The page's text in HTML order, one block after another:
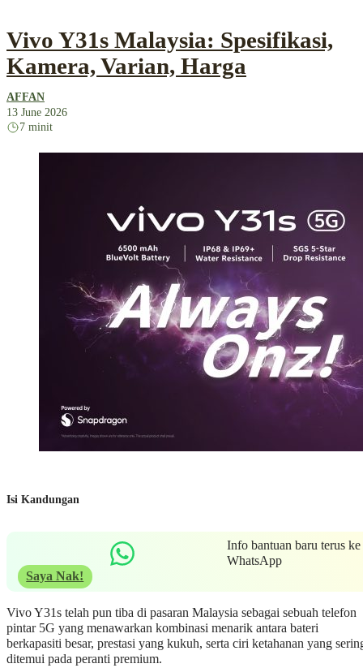
Vivo Y31s Malaysia: Spesifikasi,
Kamera, Varian, Harga
AFFAN
13 June 2026
7 minit
Isi Kandungan
Info bantuan baru terus ke
WhatsApp
Saya Nak!
Vivo Y31s telah pun tiba di pasaran Malaysia sebagai sebuah telefon
pintar 5G yang menawarkan kombinasi menarik antara bateri
berkapasiti besar, prestasi yang kukuh, serta ciri ketahanan yang
ditemui pada peranti premium.